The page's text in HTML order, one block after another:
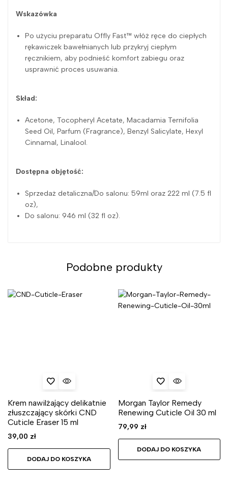
Wskazówka
Po użyciu preparatu Offly Fast™ włóż ręce do ciepłych
rękawiczek bawełnianych lub przykryj ciepłym
ręcznikiem, aby podnieść komfort zabiegu oraz
usprawnić proces usuwania.
Skład:
Acetone, Tocopheryl Acetate, Macadamia Ternifolia
Seed Oil, Parfum (Fragrance), Benzyl Salicylate, Hexyl
Cinnamal, Linalool.
Dostępna objętość:
Sprzedaż detaliczna/Do salonu: 59ml oraz 222 ml (7.5 fl
oz),
Do salonu: 946 ml (32 fl oz).
Podobne produkty
Krem nawilżający delikatnie
złuszczający skórki CND
Cuticle Eraser 15 ml
39,00 zł
DODAJ DO KOSZYKA
Morgan Taylor Remedy
Renewing Cuticle Oil 30 ml
79,99 zł
DODAJ DO KOSZYKA